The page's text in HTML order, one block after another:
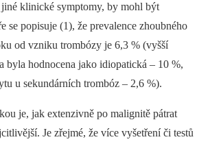
klinické symptomy, by mohl být
se popisuje (1), že prevalence zhoubného
od vzniku trombózy je 6,3 % (vyšší
byla hodnocena jako idiopatická –⁠ 10 %,
u sekundárních trombóz –⁠ 2,6 %).
je, jak extenzivně po malignitě pátrat
Je zřejmé, že více vyšetření či testů